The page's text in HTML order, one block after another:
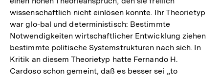
wissenschaftlich nicht einlösen konnte. Ihr Theorietyp
war glo-bal und deterministisch: Bestimmte
Notwendigkeiten wirtschaftlicher Entwicklung ziehen
bestimmte politische Systemstrukturen nach sich. In
Kritik an diesem Theorietyp hatte Fernando H.
Cardoso schon gemeint, daß es besser sei „to